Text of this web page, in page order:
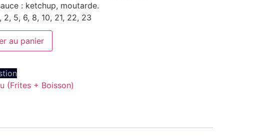
: ketchup, moutarde.
2, 5, 6, 8, 10, 21, 22, 23
au panier
(Frites + Boisson)